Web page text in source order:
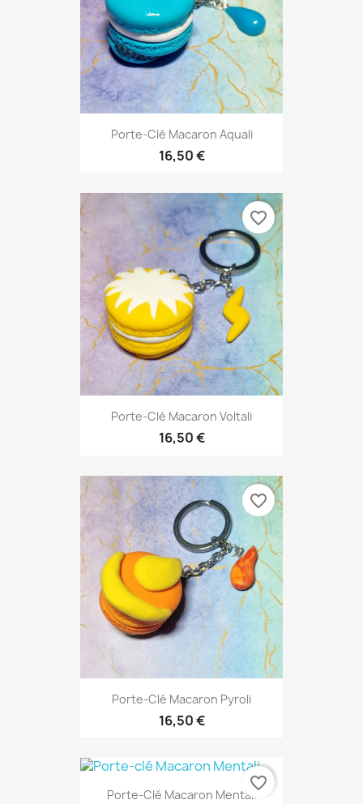
Porte-Clé Macaron Aquali
16,50 €
Porte-Clé Macaron Voltali
16,50 €
favorite_border
Porte-Clé Macaron Pyroli
16,50 €
favorite_border
Porte-Clé Macaron Mentali
favorite_border